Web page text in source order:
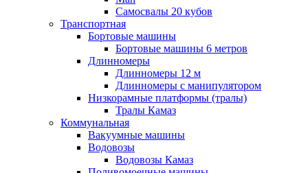
Самосвалы 20 кубов
Транспортная
Бортовые машины
Бортовые машины 6 метров
Длинномеры
Длинномеры 12 м
Длинномеры с манипулятором
Низкорамные платформы (тралы)
Тралы Камаз
Коммунальная
Вакуумные машины
Водовозы
Водовозы Камаз